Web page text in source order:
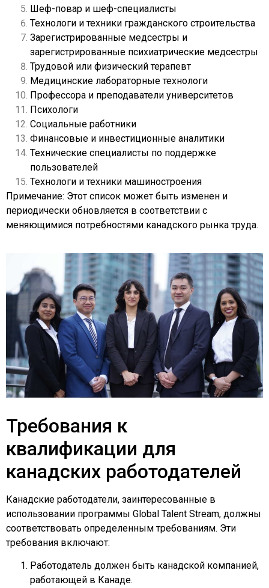
Шеф-повар и шеф-специалисты
Технологи и техники гражданского строительства
Зарегистрированные медсестры и
зарегистрированные психиатрические медсестры
Трудовой или физический терапевт
Медицинские лабораторные технологи
Профессора и преподаватели университетов
Психологи
Социальные работники
Финансовые и инвестиционные аналитики
Технические специалисты по поддержке
пользователей
Технологи и техники машиностроения
Примечание: Этот список может быть изменен и
периодически обновляется в соответствии с
меняющимися потребностями канадского рынка труда.
Требования к
квалификации для
канадских работодателей
Канадские работодатели, заинтересованные в
использовании программы Global Talent Stream, должны
соответствовать определенным требованиям. Эти
требования включают:
Работодатель должен быть канадской компанией,
работающей в Канаде.